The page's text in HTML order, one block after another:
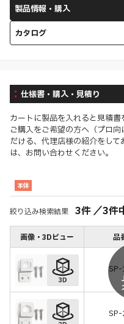
製品情報・購入
カタログ
仕様書・購入・見積り
カートに製品を入れると見積書
ご購入をご希望の方へ（プロ
だける、代理店様の紹介をし
は、お問い合わせください。
本体
絞り込み検索結果 3件／3件
画像・3Dビュー 品